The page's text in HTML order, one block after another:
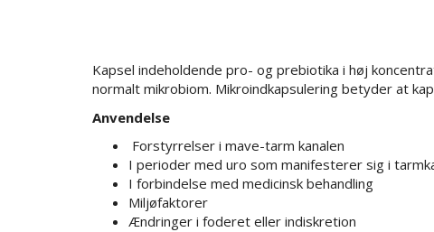
Kapsel indeholdende pro- og prebiotika i høj
normalt mikrobiom. Mikroindkapsulering betyder at
Anvendelse
Forstyrrelser i mave-tarm kanalen
I perioder med uro som manifesterer sig i
I forbindelse med medicinsk behandling
Miljøfaktorer
Ændringer i foderet eller indiskretion